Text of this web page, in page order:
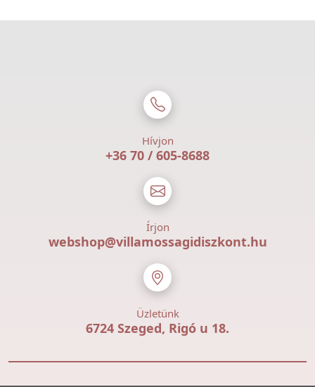
Hívjon
+36 70 / 605-8688
Írjon
webshop@villamossagidiszkont.hu
Üzletünk
6724 Szeged, Rigó u 18.